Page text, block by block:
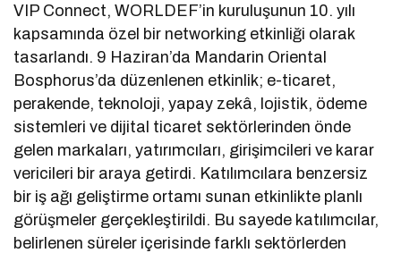
VIP Connect, WORLDEF’in kuruluşunun 10. yılı
kapsamında özel bir networking etkinliği olarak
tasarlandı. 9 Haziran’da Mandarin Oriental
Bosphorus’da düzenlenen etkinlik; e-ticaret,
perakende, teknoloji, yapay zekâ, lojistik, ödeme
sistemleri ve dijital ticaret sektörlerinden önde
gelen markaları, yatırımcıları, girişimcileri ve karar
vericileri bir araya getirdi. Katılımcılara benzersiz
bir iş ağı geliştirme ortamı sunan etkinlikte planlı
görüşmeler gerçekleştirildi. Bu sayede katılımcılar,
belirlenen süreler içerisinde farklı sektörlerden